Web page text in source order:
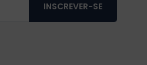
INSCREVER-SE